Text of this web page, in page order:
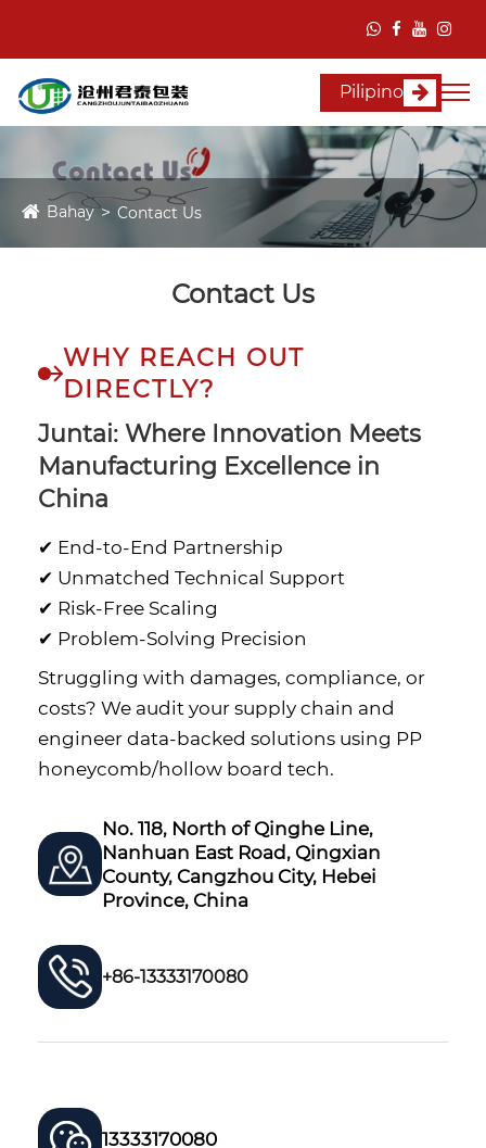
Pilipino
Bahay Contact Us
Contact Us
No. 118, North of Qinghe Line,
Nanhuan East Road, Qingxian
County, Cangzhou City, Hebei
Province, China
+86-13333170080
13333170080
WHY REACH OUT
DIRECTLY?
Juntai: Where Innovation Meets
Manufacturing Excellence in
China
✔ End-to-End Partnership
✔ Unmatched Technical Support
✔ Risk-Free Scaling
✔ Problem-Solving Precision
Struggling with damages, compliance, or
costs? We audit your supply chain and
engineer data-backed solutions using PP
honeycomb/hollow board tech.